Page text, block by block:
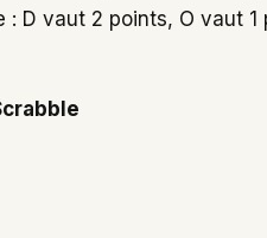
: D vaut 2 points, O vaut